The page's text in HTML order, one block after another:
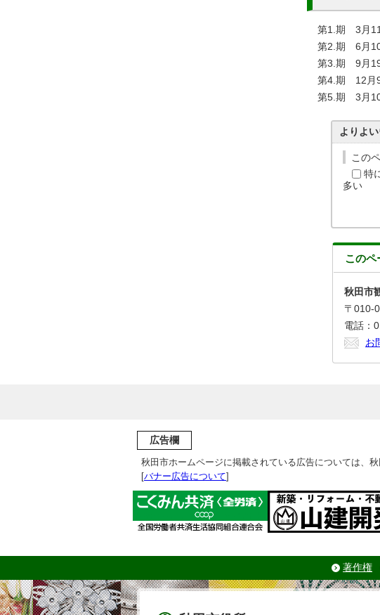
第1.期 3月11
第2.期 6月10
第3.期 9月19
第4.期 12月9
第5.期 3月10
よりよ
この
特
多い
このペ
秋田市
〒010-
電話：
お
広告欄
秋田市ホームページに掲載されている広告については、
[バナー広告について]
著作権